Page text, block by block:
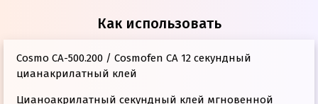
Как использовать
Cosmo CA-500.200 / Cosmofen CA 12 секундный
цианакрилатный клей
Цианоакрилатный секундный клей мгновенной